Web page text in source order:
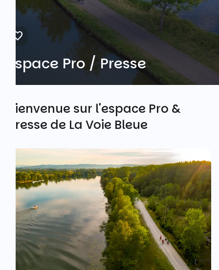
Espace Pro / Presse
Bienvenue sur l'espace Pro &
Presse de La Voie Bleue